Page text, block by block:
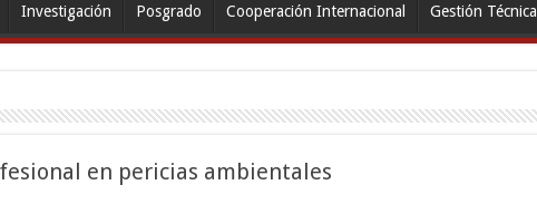
Investigación Posgrado Cooperación Internacional Gestión Técnica
en pericias ambientales